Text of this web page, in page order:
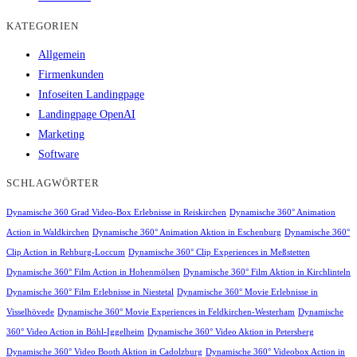
KATEGORIEN
Allgemein
Firmenkunden
Infoseiten Landingpage
Landingpage OpenAI
Marketing
Software
SCHLAGWÖRTER
Dynamische 360 Grad Video-Box Erlebnisse in Reiskirchen Dynamische 360° Animation
Action in Waldkirchen Dynamische 360° Animation Aktion in Eschenburg Dynamische 360°
Clip Action in Rehburg-Loccum Dynamische 360° Clip Experiences in Meßstetten
Dynamische 360° Film Action in Hohenmölsen Dynamische 360° Film Aktion in Kirchlinteln
Dynamische 360° Film Erlebnisse in Niestetal Dynamische 360° Movie Erlebnisse in
Visselhövede Dynamische 360° Movie Experiences in Feldkirchen-Westerham Dynamische
360° Video Action in Böhl-Iggelheim Dynamische 360° Video Aktion in Petersberg
Dynamische 360° Video Booth Aktion in Cadolzburg Dynamische 360° Videobox Action in